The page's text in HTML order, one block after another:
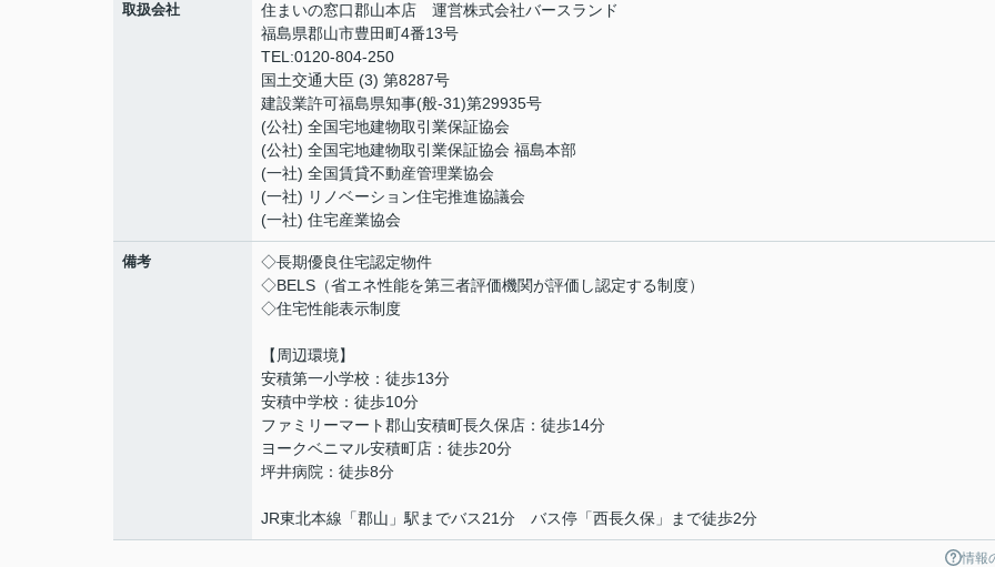
取扱会社
住まいの窓口郡山本店 運営株式会社バースランド
福島県郡山市豊田町4番13号
TEL:0120-804-250
国土交通大臣 (3) 第8287号
建設業許可福島県知事(般-31)第29935号
(公社) 全国宅地建物取引業保証協会
(公社) 全国宅地建物取引業保証協会 福島本部
(一社) 全国賃貸不動産管理業協会
(一社) リノベーション住宅推進協議会
(一社) 住宅産業協会
備考
◇長期優良住宅認定物件
◇BELS（省エネ性能を第三者評価機関が評価し認定する制度）
◇住宅性能表示制度
【周辺環境】
安積第一小学校：徒歩13分
安積中学校：徒歩10分
ファミリーマート郡山安積町長久保店：徒歩14分
ヨークベニマル安積町店：徒歩20分
坪井病院：徒歩8分
JR東北本線「郡山」駅までバス21分 バス停「西長久保」まで徒歩2分
情報